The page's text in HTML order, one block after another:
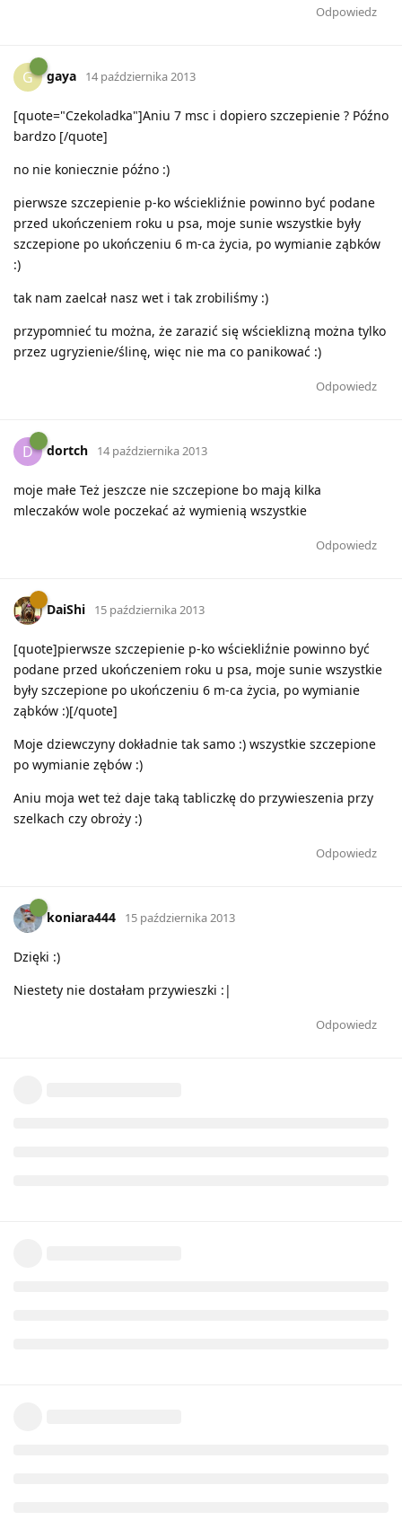
Odpowiedz
G gaya 14 października 2013
[quote="Czekoladka"]Aniu 7 msc i dopiero szczepienie ? Późno
bardzo [/quote]
no nie koniecznie późno :)
pierwsze szczepienie p-ko wściekliźnie powinno być podane
przed ukończeniem roku u psa, moje sunie wszystkie były
szczepione po ukończeniu 6 m-ca życia, po wymianie ząbków
:)
tak nam zaelcał nasz wet i tak zrobiliśmy :)
przypomnieć tu można, że zarazić się wścieklizną można tylko
przez ugryzienie/ślinę, więc nie ma co panikować :)
Odpowiedz
D dortch 14 października 2013
moje małe Też jeszcze nie szczepione bo mają kilka
mleczaków wole poczekać aż wymienią wszystkie
Odpowiedz
DaiShi 15 października 2013
[quote]pierwsze szczepienie p-ko wściekliźnie powinno być
podane przed ukończeniem roku u psa, moje sunie wszystkie
były szczepione po ukończeniu 6 m-ca życia, po wymianie
ząbków :)[/quote]
Moje dziewczyny dokładnie tak samo :) wszystkie szczepione
po wymianie zębów :)
Aniu moja wet też daje taką tabliczkę do przywieszenia przy
szelkach czy obroży :)
Odpowiedz
koniara444 15 października 2013
Dzięki :)
Niestety nie dostałam przywieszki :|
Odpowiedz